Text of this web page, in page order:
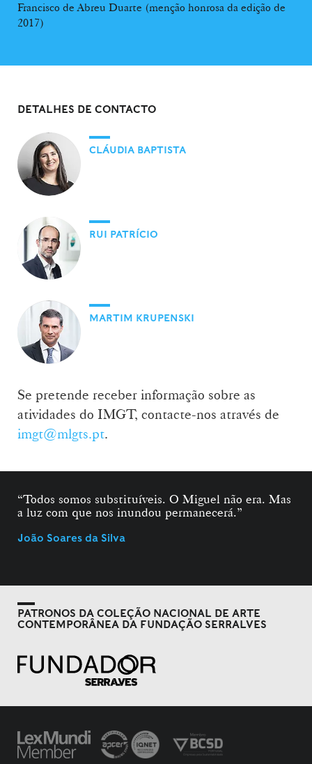
Francisco de Abreu Duarte (menção honrosa da edição de
2017)
DETALHES DE CONTACTO
CLÁUDIA BAPTISTA
RUI PATRÍCIO
MARTIM KRUPENSKI
Se pretende receber informação sobre as
atividades do IMGT, contacte-nos através de
imgt@mlgts.pt.
“Todos somos substituíveis. O Miguel não era. Mas
a luz com que nos inundou permanecerá.”
João Soares da Silva
PATRONOS DA COLEÇÃO NACIONAL DE ARTE
CONTEMPORÂNEA DA FUNDAÇÃO SERRALVES